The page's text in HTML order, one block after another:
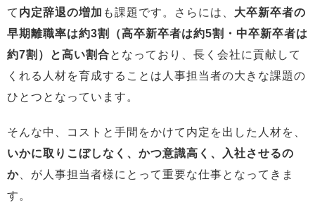
て 内定辞退の増加 も課題です。さらには、 大卒新卒者の
早期離職率は約3割（高卒新卒者は約5割・中卒新卒者は
約7割）と高い割合となっており、長く会社に貢献して
くれる人材を育成することは人事担当者の大きな課題の
ひとつとなっています。
そんな中、コストと手間をかけて内定を出した人材を、
いかに取りこぼしなく、かつ意識高く、入社させるの
か 、が人事担当者様にとって重要な仕事となってきま
す。